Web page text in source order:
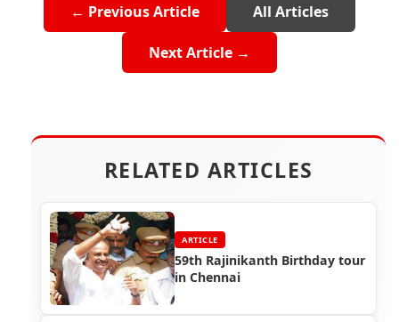
← Previous Article All Articles
Next Article →
RELATED ARTICLES
ARTICLE
59th Rajinikanth Birthday tour
in Chennai